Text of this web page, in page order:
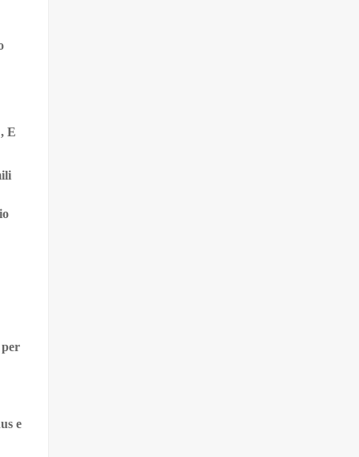
E
per
e